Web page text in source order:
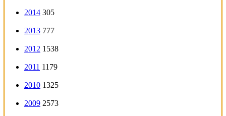
2014 305
2013 777
2012 1538
2011 1179
2010 1325
2009 2573